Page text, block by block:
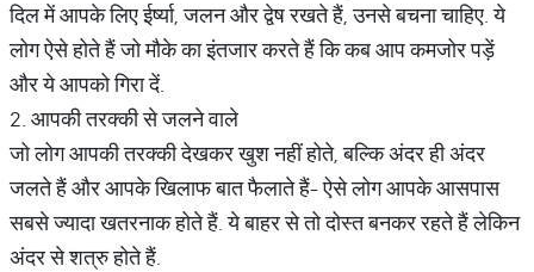
दिल में आपके लिए ईर्ष्या, जलन और द्वेष रखते हैं, उनसे बचना चाहिए. ये
लोग ऐसे होते हैं जो मौके का इंतजार करते हैं कि कब आप कमजोर पड़ें
और ये आपको गिरा दें.
2. आपकी तरक्की से जलने वाले
जो लोग आपकी तरक्की देखकर खुश नहीं होते, बल्कि अंदर ही अंदर
जलते हैं और आपके खिलाफ बात फैलाते हैं- ऐसे लोग आपके आसपास
सबसे ज्यादा खतरनाक होते हैं. ये बाहर से तो दोस्त बनकर रहते हैं लेकिन
अंदर से शत्रु होते हैं.